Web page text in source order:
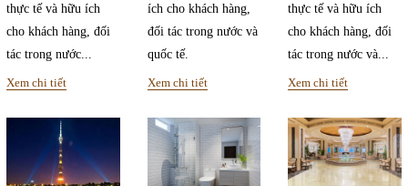
thực tế và hữu ích
cho khách hàng, đối
tác trong nước...
Xem chi tiết
ích cho khách hàng,
đối tác trong nước và
quốc tế.
Xem chi tiết
thực tế và hữu ích
cho khách hàng, đối
tác trong nước và...
Xem chi tiết